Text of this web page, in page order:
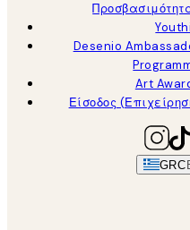
Desenio
Art
Είσοδος
GRC